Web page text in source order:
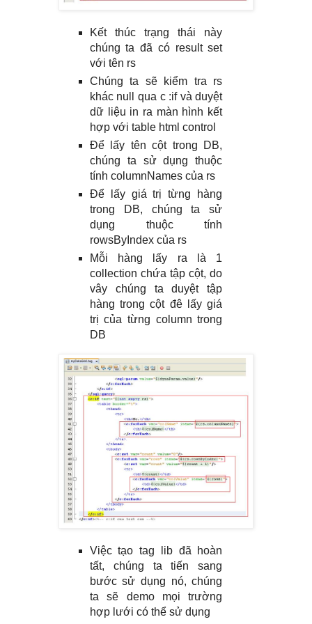
Kết thúc trạng thái này
chúng ta đã có result set
với tên rs
Chúng ta sẽ kiểm tra rs
khác null qua c :if và duyệt
dữ liệu in ra màn hình kết
hợp với table html control
Để lấy tên cột trong DB,
chúng ta sử dụng thuộc
tính columnNames của rs
Để lấy giá trị từng hàng
trong DB, chúng ta sử
dụng thuộc tính
rowsByIndex của rs
Mỗi hàng lấy ra là 1
collection chứa tập cột, do
vây chúng ta duyệt tập
hàng trong cột đê lấy giá
trị của từng column trong
DB
Việc tạo tag lib đã hoàn
tất, chúng ta tiến sang
bước sử dụng nó, chúng
ta sẽ demo mọi trường
hợp lưới có thể sử dụng